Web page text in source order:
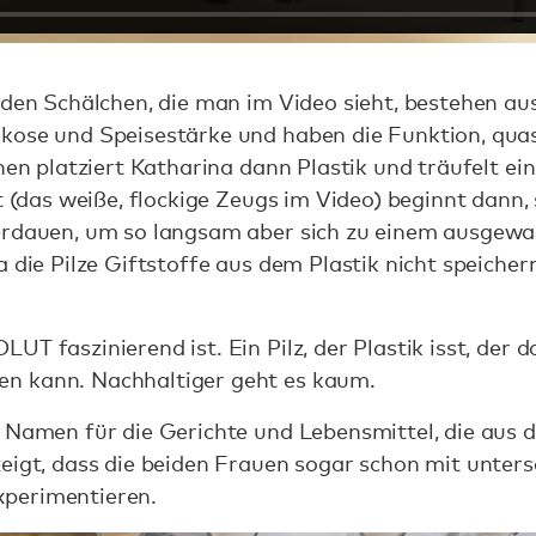
Schälchen, die man im Video sieht, bestehen
und Speisestärke und haben die Funktion,
platziert Katharina dann Plastik und träufelt
weiße, flockige Zeugs im Video) beginnt
um so langsam aber sich zu einem
die Pilze Giftstoffe aus dem Plastik nicht
faszinierend ist. Ein Pilz, der Plastik isst, der
kann. Nachhaltiger geht es kaum.
für die Gerichte und Lebensmittel, die aus
dass die beiden Frauen sogar schon mit